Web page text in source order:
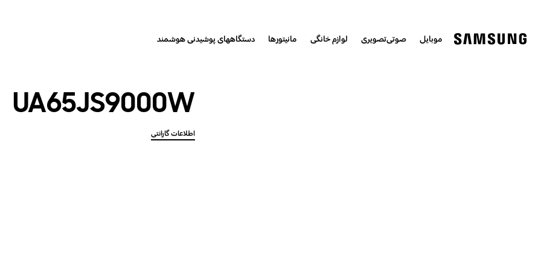
موبایل صوتی‌تصویری لوازم خانگی مانیتورها دستگاههای پوشیدنی هوشمند
UA65JS9000W
اطلاعات گارانتی